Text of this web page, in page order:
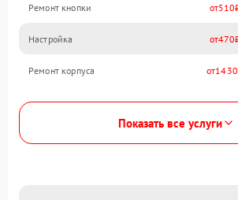
Ремонт кнопки 510
Настройка 470
Ремонт корпуса 1430
Показать все услуги